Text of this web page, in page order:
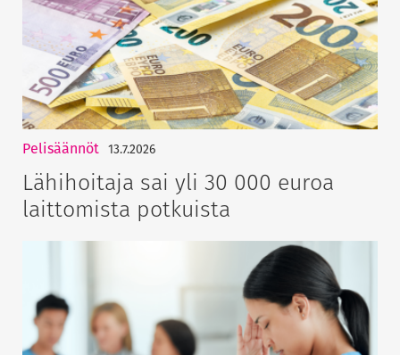
Pelisäännöt 13.7.2026
Lähihoitaja sai yli 30 000 euroa
laittomista potkuista